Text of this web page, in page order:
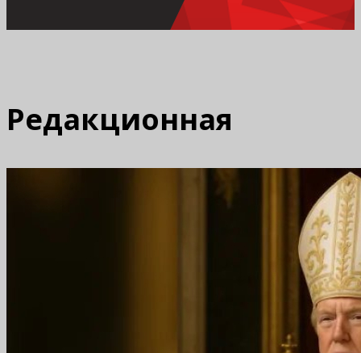
Редакционная